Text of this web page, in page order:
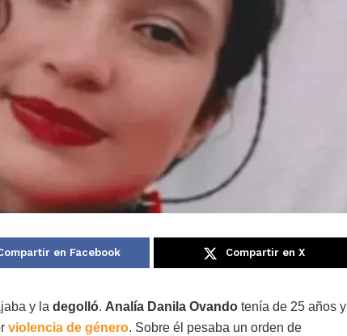
en Facebook Compartir en X
y la degolló. Analía Danila Ovando tenía de 25 años y
violencia de género. Sobre él pesaba un orden de